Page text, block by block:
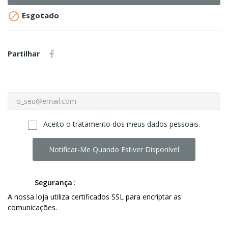
 Esgotado
Partilhar
Aceito o tratamento dos meus dados pessoais.
Notificar-Me Quando Estiver Disponível
Segurança
A nossa loja utiliza certificados SSL para encriptar as
comunicações.